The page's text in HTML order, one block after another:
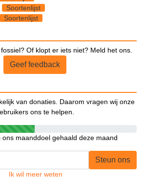
Soortenlijst
Soortenlijst
Of klopt er iets niet? Meld het ons.
Geef feedback
van donaties. Daarom vragen wij onze
ons te helpen.
ons maanddoel gehaald deze maand
Steun ons
Ik wil meer weten